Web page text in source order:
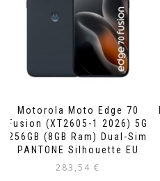
Motorola Moto Edge 70
Fusion (XT2605-1 2026) 5G
256GB (8GB Ram) Dual-Sim
PANTONE Silhouette EU
283,54 €